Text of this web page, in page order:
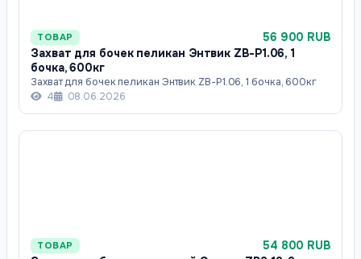
ТОВАР
56 900 RUB
Захват для бочек пеликан Энтвик ZB-P1.06, 1
бочка, 600кг
Захват для бочек пеликан Энтвик ZB-P1.06, 1 бочка, 600кг
4
08.06.2026
ТОВАР
54 800 RUB